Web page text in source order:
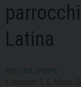
Latina
Altri documenti
Il Vescovo S. E.